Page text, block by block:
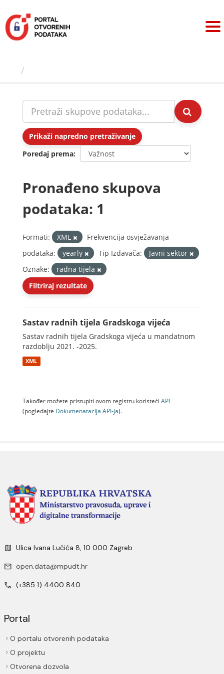
sadržaj
Prikaži napredno pretraživanje
Poredaj prema
Pronađeno skupova
podataka: 1
Formati: XML
Frekvencija osvježavanja
podataka:
yearly Tip Izdavača:
Javni sektor
Oznake:
radna tijela
Filtriraj rezultate
Sastav radnih tijela Gradskoga vijeća
Sastav radnih tijela Gradskoga vijeća u mandatnom
razdoblju 2021. -2025.
XML
Također možete pristupiti ovom registru koristeći API
(pogledajte Dokumenаtаcijа API-jа).